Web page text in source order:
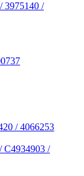
3975140 /
/ 4066253
C4934903 /